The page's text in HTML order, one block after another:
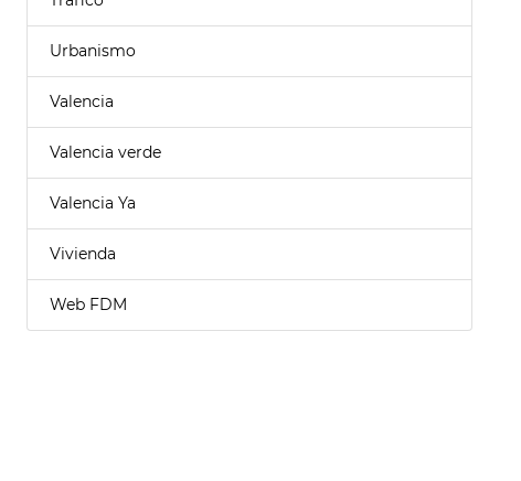
Urbanismo
Valencia
Valencia verde
Valencia Ya
Vivienda
Web FDM